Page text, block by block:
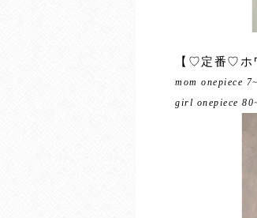
【♡定番♡ホ
mom onepiece
girl onepiece